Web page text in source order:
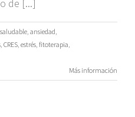
de [...]
, ansiedad,
, CRES, estrés, fitoterapia,
Más información